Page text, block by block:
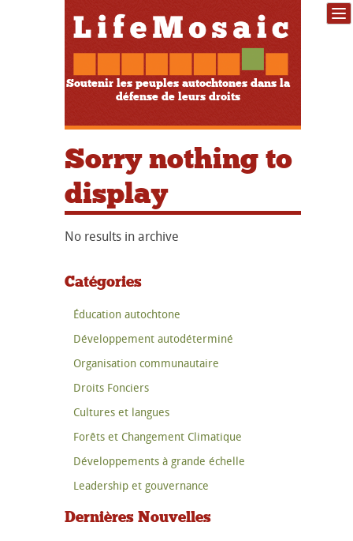
Soutenir les peuples autochtones dans la
défense de leurs droits
Sorry nothing to
display
No results in archive
Catégories
Éducation autochtone
Développement autodéterminé
Organisation communautaire
Droits Fonciers
Cultures et langues
Forêts et Changement Climatique
Développements à grande échelle
Leadership et gouvernance
Dernières Nouvelles